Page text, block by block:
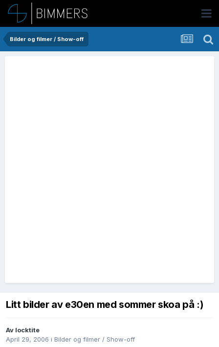
Bilder og filmer / Show-off
Litt bilder av e30en med sommer skoa på :)
Av locktite
April 29, 2006 i Bilder og filmer / Show-off